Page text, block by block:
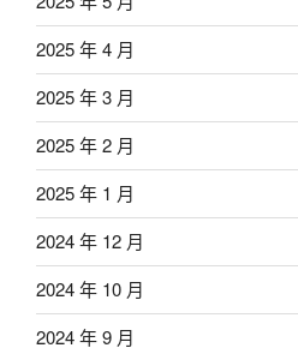
2025 年 4 月
2025 年 3 月
2025 年 2 月
2025 年 1 月
2024 年 12 月
2024 年 10 月
2024 年 9 月